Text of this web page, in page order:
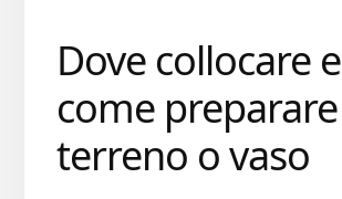
Dove collocare e
come preparare
terreno o vaso